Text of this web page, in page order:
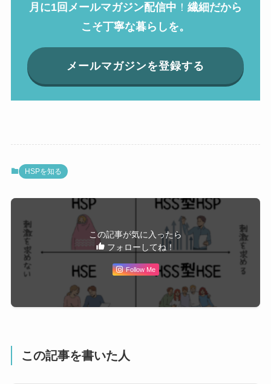
月に1回メールマガジン配信中 ！ 繊細だから
こそ丁寧な暮らしを。
メールマガジンを登録する
HSPを知る
この記事が気に入ったら
フォローしてね！
Follow Me
この記事を書いた人